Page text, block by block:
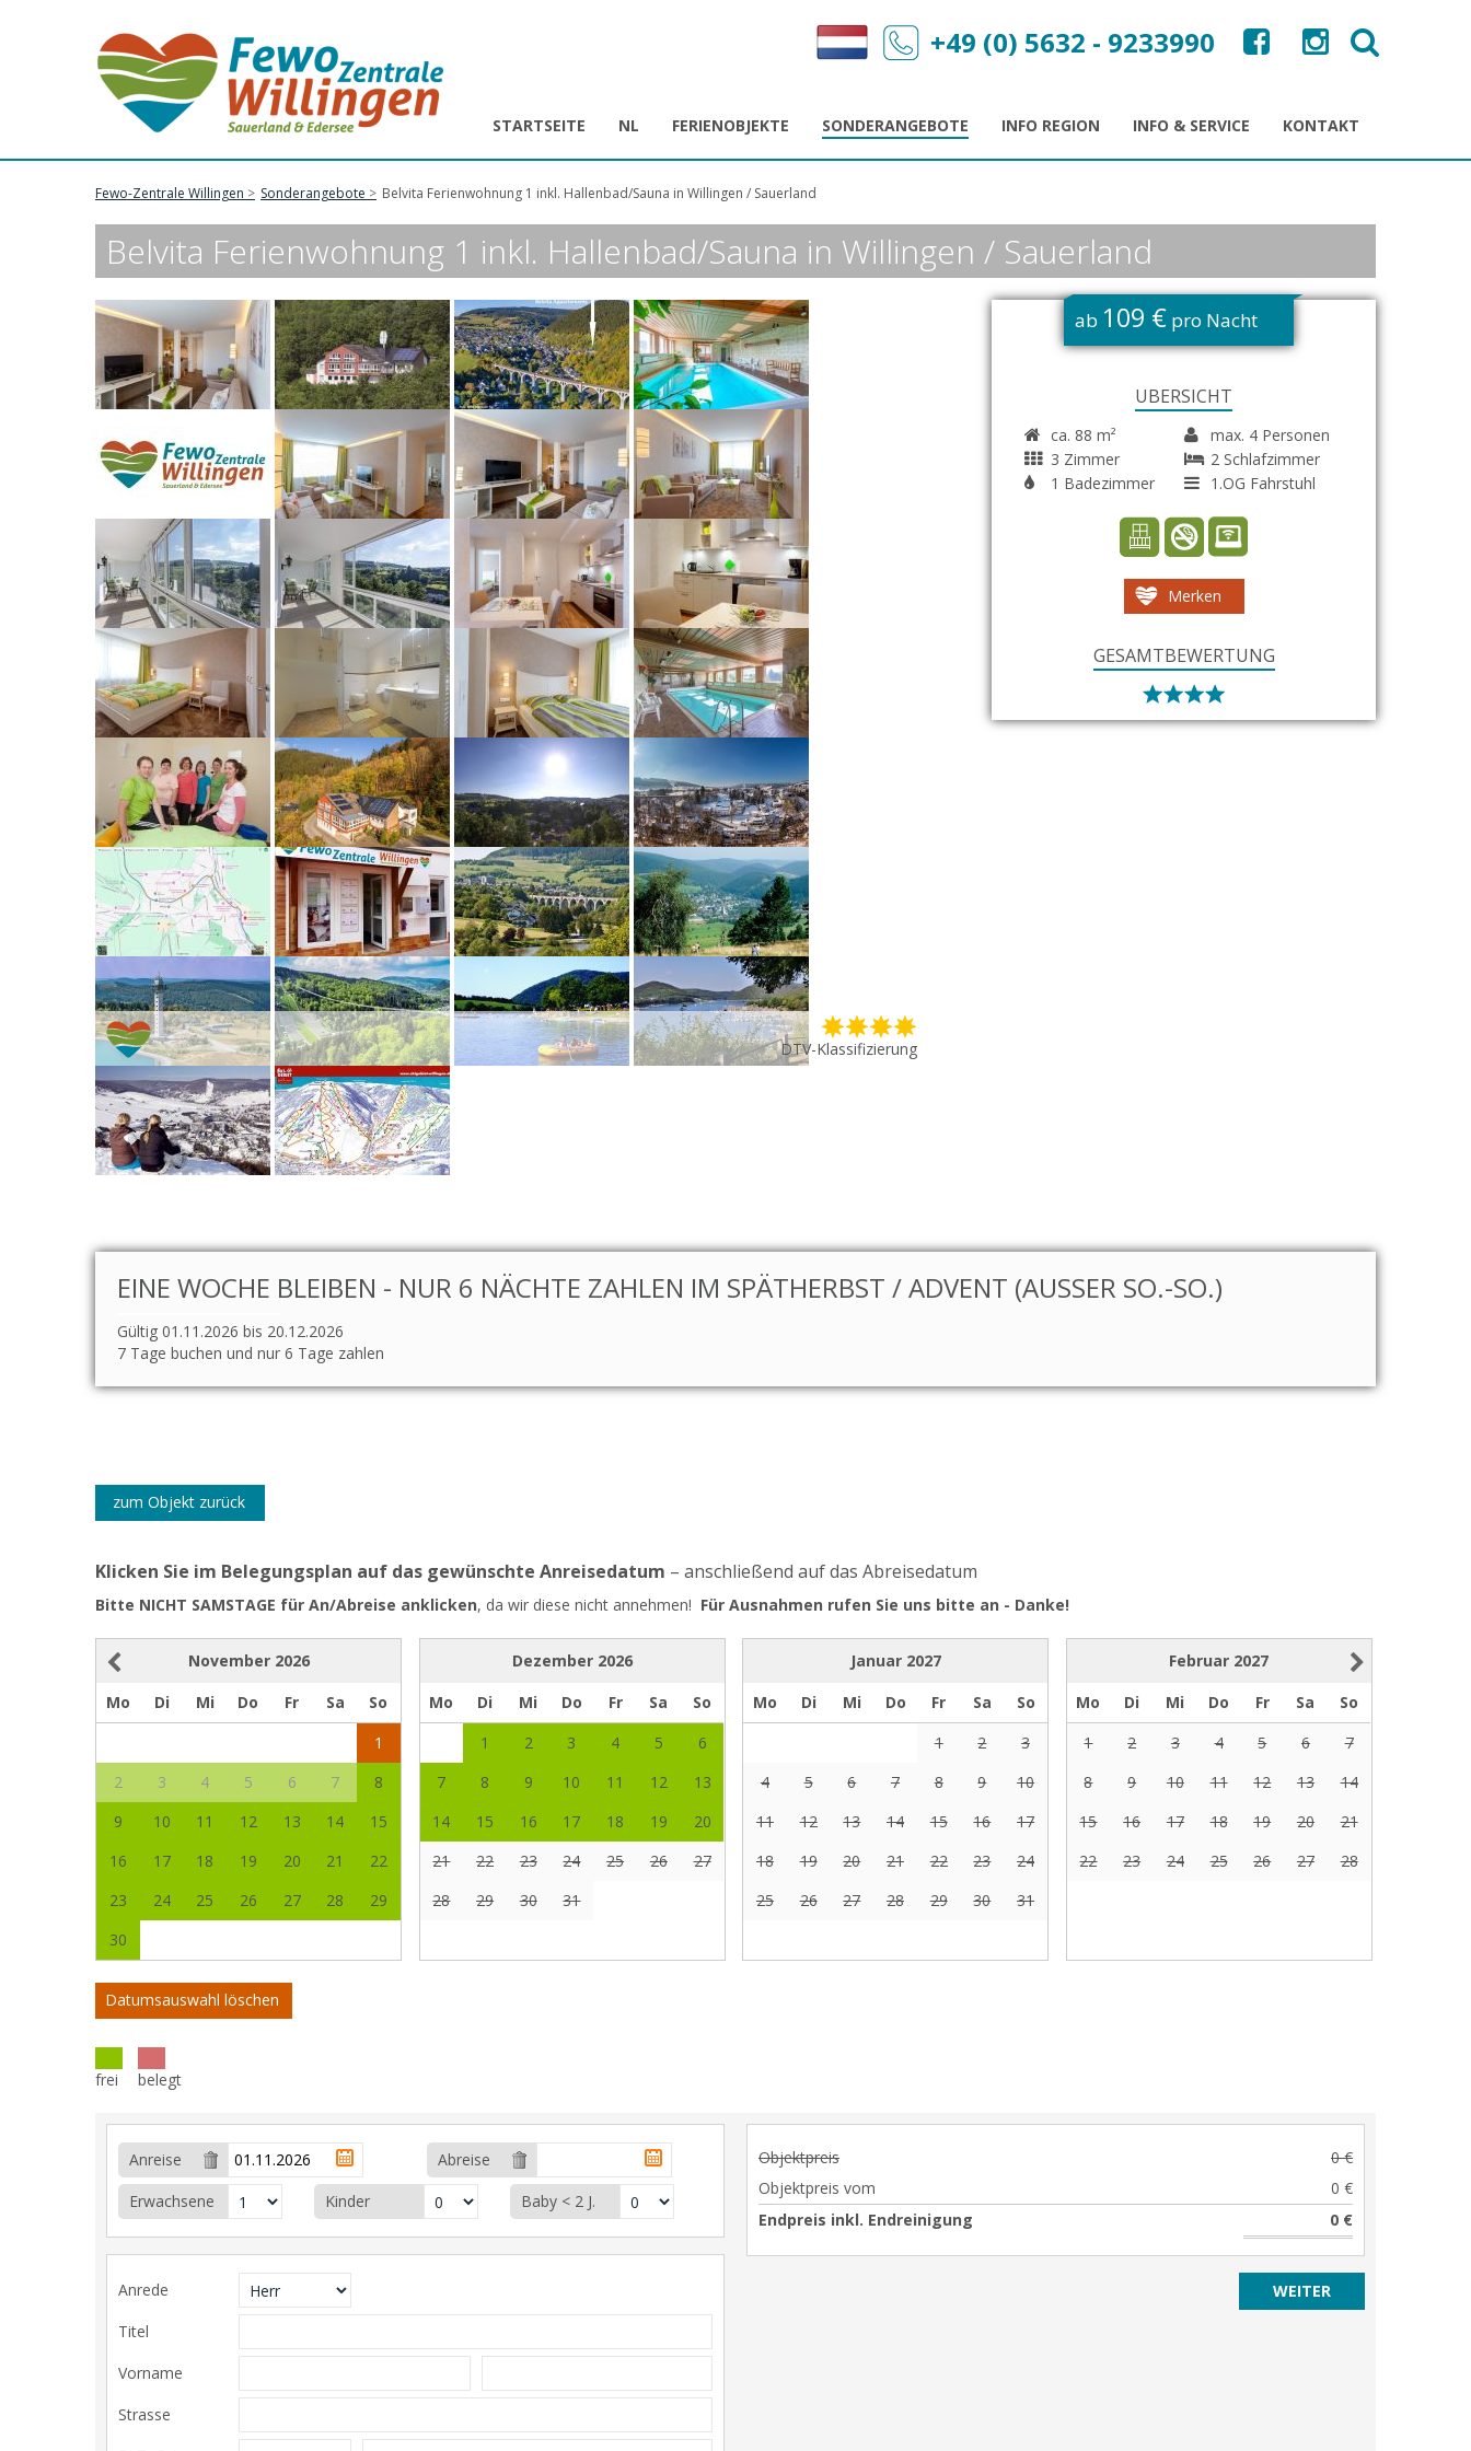
STARTSEITE NL FERIENOBJEKTE SONDERANGEBOTE INFO REGION INFO & SERVICE KONTAKT
+49 (0) 5632 - 9233990
Fewo-Zentrale Willingen Sonderangebote Belvita Ferienwohnung 1 inkl. Hallenbad/Sauna in Willingen / Sauerland
Belvita Ferienwohnung 1 inkl. Hallenbad/Sauna in Willingen / Sauerland
DTV-Klassifizierung
ab 109 € pro Nacht
ÜBERSICHT
ca. 88 m²
max. 4 Personen
3 Zimmer
2 Schlafzimmer
1 Badezimmer
1.OG Fahrstuhl
Merken
GESAMTBEWERTUNG
EINE WOCHE BLEIBEN - NUR 6 NÄCHTE ZAHLEN IM SPÄTHERBST / ADVENT (AUSSER SO.-SO.)
Gültig 01.11.2026 bis 20.12.2026
7 Tage buchen und nur 6 Tage zahlen
zum Objekt zurück
Klicken Sie im Belegungsplan auf das gewünschte Anreisedatum – anschließend auf das Abreisedatum
Bitte NICHT SAMSTAGE für An/Abreise anklicken, da wir diese nicht annehmen! Für Ausnahmen rufen Sie uns bitte an - Danke!
November 2026
Mo
Di Mi Do Fr Sa
So
1
2
3 4 5 6 7
8
9
10 11 12 13 14
15
16
17 18 19 20 21
22
23
24 25 26 27 28
29
30
Dezember 2026
Mo
Di Mi Do Fr Sa
So
1
2 3 4 5
6
7
8 9 10 11 12
13
14
15 16 17 18 19
20
21
22 23 24 25 26
27
28
29 30 31
Januar 2027
Mo
Di Mi Do Fr Sa
So
1
2
3
4
5 6 7 8 9
10
11
12 13 14 15 16
17
18
19 20 21 22 23
24
25
26 27 28 29 30 31
Februar 2027
Mo
Di Mi Do Fr Sa
So
1
2 3 4 5 6
7
8
9 10 11 12 13
14
15
16 17 18 19 20
21
22
23 24 25 26 27 28
Datumsauswahl löschen
frei belegt
Anreise
Abreise
Erwachsene
Kinder Baby < 2 J.
Anrede
Titel
Vorname
Strasse
Objektpreis
0 €
Objektpreis vom
0 €
Endpreis inkl. Endreinigung
0 €